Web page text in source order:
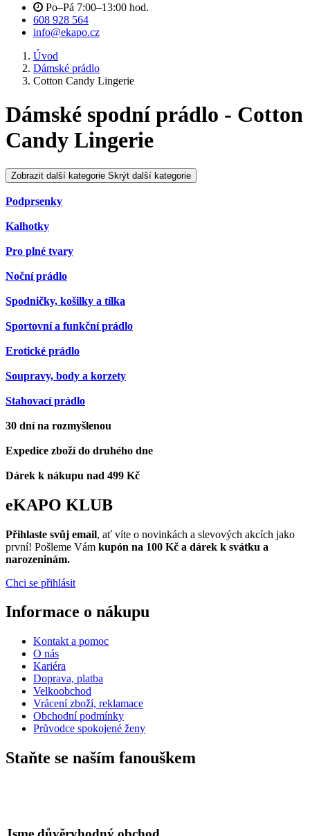
Po–Pá 7:00–13:00 hod.
608 928 564
info@ekapo.cz
Úvod
Dámské prádlo
Cotton Candy Lingerie
Dámské spodní prádlo - Cotton
Candy Lingerie
Zobrazit další kategorie Skrýt další kategorie
Podprsenky
Kalhotky
Pro plné tvary
Noční prádlo
Spodničky, košilky a tílka
Sportovní a funkční prádlo
Erotické prádlo
Soupravy, body a korzety
Stahovací prádlo
30 dní na rozmyšlenou
Expedice zboží do druhého dne
Dárek k nákupu nad 499 Kč
eKAPO KLUB
Přihlaste svůj email, ať víte o novinkách a slevových akcích jako
první! Pošleme Vám kupón na 100 Kč a dárek k svátku a
narozeninám.
Chci se přihlásit
Informace o nákupu
Kontakt a pomoc
O nás
Kariéra
Doprava, platba
Velkoobchod
Vrácení zboží, reklamace
Obchodní podmínky
Průvodce spokojené ženy
Staňte se naším fanouškem